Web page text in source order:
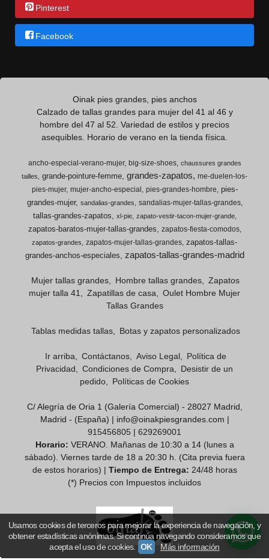
Pinterest
Facebook
Oinak pies grandes, pies anchos
Calzado de tallas grandes para mujer del 41 al 46 y
hombre del 47 al 52. Variedad de estilos y precios
asequibles. Horario de verano en la tienda física.
ancho-especial-verano-mujer big-size-shoes
chaussures grandes
tailles
grande-pointure-femme grandes-zapatos
me-duelen-los-
pies-mujer mujer-ancho-especial pies-grandes-hombre pies-
grandes-mujer
sandalias-grandes sandalias-mujer-tallas-grandes
tallas-grandes-zapatos xl-pie zapato-vestir-tacon-mujer-grande
zapatos-baratos-mujer-tallas-grandes zapatos-fiesta-comodos
zapatos-grandes zapatos-mujer-tallas-grandes zapatos-tallas-
grandes-anchos-especiales zapatos-tallas-grandes-madrid
Mujer tallas grandes Hombre tallas grandes
Zapatos
mujer talla 41
Zapatillas de casa
Oulet Hombre Mujer
Tallas Grandes
Tablas medidas tallas Botas y zapatos personalizados
Ir arriba Contáctanos Aviso Legal
Política de
Privacidad
Condiciones de Compra
Desistir de un
pedido
Políticas de Cookies
C/ Alegría de Oria 1 (Galería Comercial) - 28027 Madrid,
Madrid - (España) | info@oinakpiesgrandes.com |
915456805 | 629269001
Horario: VERANO. Mañanas de 10:30 a 14 (lunes a
sábado). Viernes tarde de 18 a 20:30 h. (Cita previa fuera
de estos horarios) | Tiempo de Entrega: 24/48 horas
(*) Precios con Impuestos incluidos
Usamos cookies de terceros para mejorar la experiencia de navegación, y
obtener estadísticas anónimas. Si continúa navegando consideramos que
acepta el uso de cookies.
OK Más información